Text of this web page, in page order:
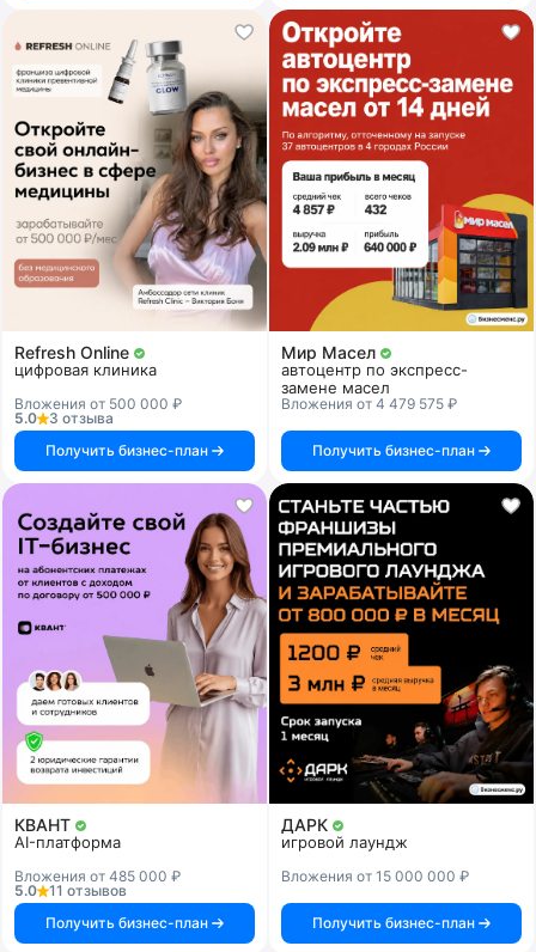
Refresh Online
цифровая клиника
Вложения от 500 000 ₽
5.0
3 отзыва
Получить бизнес-план
Мир Масел
автоцентр по экспресс-
замене масел
Вложения от 4 479 575 ₽
Получить бизнес-план
КВАНТ
AI-платформа
Вложения от 485 000 ₽
5.0
11 отзывов
Получить бизнес-план
ДАРК
игровой лаундж
Вложения от 15 000 000 ₽
Получить бизнес-план